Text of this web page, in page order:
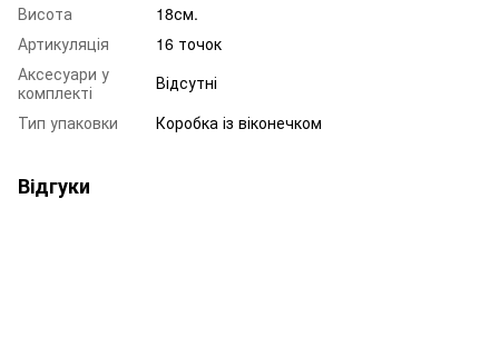
Висота
18см.
Артикуляція
16 точок
Аксесуари у
комплекті
Відсутні
Тип упаковки
Коробка із віконечком
Відгуки